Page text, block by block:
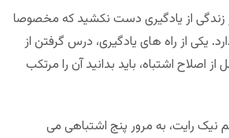
از یادگیری دست نکشید که مخصوصا
یکی از راه های یادگیری، درس گرفتن از
اصلاح اشتباه، باید بدانید آن را مرتکب
نیک رایت، به مرور پنج اشتباهی می